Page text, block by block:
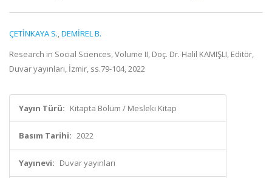
ÇETİNKAYA S.,DEMİREL B.
Research in Social Sciences, Volume II, Doç. Dr. Halil KAMIŞLI, Editör,
Duvar yayınları, İzmir, ss.79-104, 2022
Yayın Türü: Kitapta Bölüm / Mesleki Kitap
Basım Tarihi: 2022
Yayınevi: Duvar yayınları